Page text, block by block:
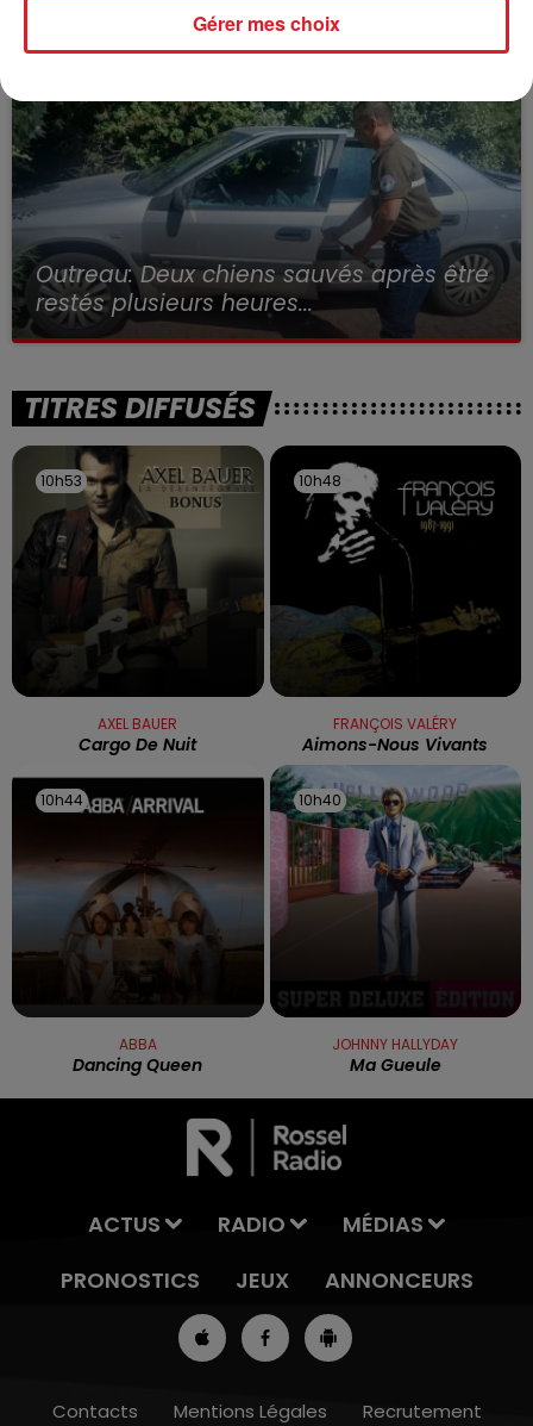
base de loisirs
Outreau: Deux chiens sauvés après être
restés plusieurs heures...
TITRES DIFFUSÉS
10h53
10h53
AXEL BAUER
Cargo De Nuit
10h48
10h48
FRANÇOIS VALÉRY
Aimons-Nous Vivants
10h44
10h44
ABBA
Dancing Queen
10h40
10h40
JOHNNY HALLYDAY
Ma Gueule
ACTUS RADIO
MÉDIAS
PRONOSTICS
JEUX ANNONCEURS
Contacts Mentions Légales Recrutement
Gérer mes choix